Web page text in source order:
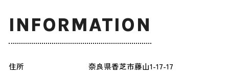
INFORMATION
住所
奈良県香芝市藤山1-17-17